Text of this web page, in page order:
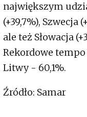
największym
(+39,7%), Szwecja
ale też Słowacja
Rekordowe
Litwy - 60,1%.
Źródło: Samar